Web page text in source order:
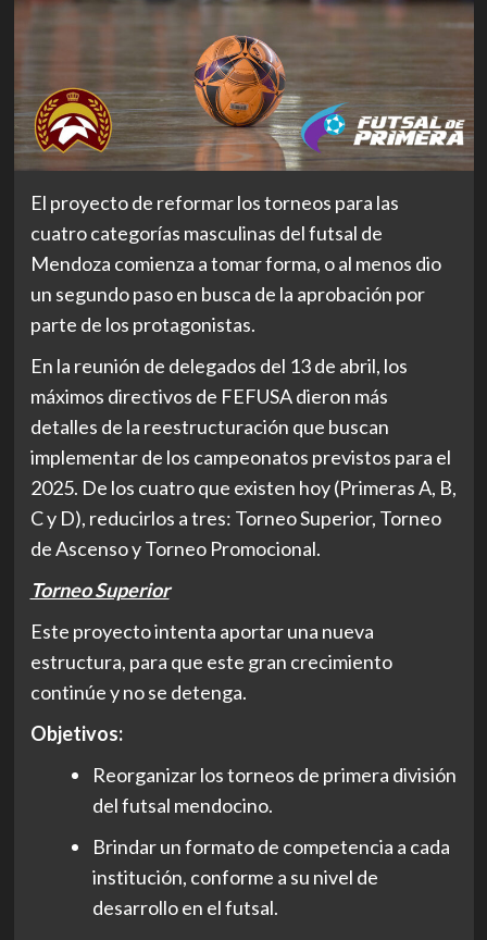
El proyecto de reformar los torneos para las
cuatro categorías masculinas del futsal de
Mendoza comienza a tomar forma, o al menos dio
un segundo paso en busca de la aprobación por
parte de los protagonistas.
En la reunión de delegados del 13 de abril, los
máximos directivos de FEFUSA dieron más
detalles de la reestructuración que buscan
implementar de los campeonatos previstos para el
2025. De los cuatro que existen hoy (Primeras A, B,
C y D), reducirlos a tres: Torneo Superior, Torneo
de Ascenso y Torneo Promocional.
Torneo Superior
Este proyecto intenta aportar una nueva
estructura, para que este gran crecimiento
continúe y no se detenga.
Objetivos:
Reorganizar los torneos de primera división
del futsal mendocino.
Brindar un formato de competencia a cada
institución, conforme a su nivel de
desarrollo en el futsal.